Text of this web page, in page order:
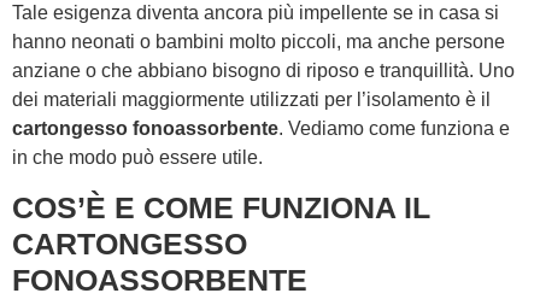
Tale esigenza diventa ancora più impellente se in casa si
hanno neonati o bambini molto piccoli, ma anche persone
anziane o che abbiano bisogno di riposo e tranquillità. Uno
dei materiali maggiormente utilizzati per l’isolamento è il
cartongesso fonoassorbente. Vediamo come funziona e
in che modo può essere utile.
COS’È E COME FUNZIONA IL
CARTONGESSO
FONOASSORBENTE